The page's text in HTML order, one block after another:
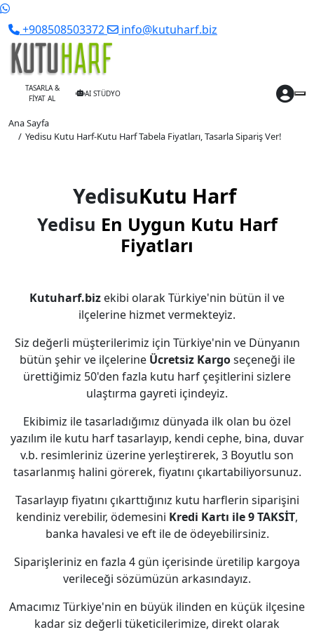
+908508503372 info@kutuharf.biz
TASARLA &
FİYAT AL
AI STÜDYO
Ana Sayfa
Yedisu Kutu Harf-Kutu Harf Tabela Fiyatları, Tasarla Sipariş Ver!
YedisuKutu Harf
Yedisu En Uygun Kutu Harf
Fiyatları
Kutuharf.biz ekibi olarak Türkiye'nin bütün il ve
ilçelerine hizmet vermekteyiz.
Siz değerli müşterilerimiz için Türkiye'nin ve Dünyanın
bütün şehir ve ilçelerine Ücretsiz Kargoseçeneği ile
ürettiğimiz 50'den fazla kutu harf çeşitlerini sizlere
ulaştırma gayreti içindeyiz.
Ekibimiz ile tasarladığımız dünyada ilk olan bu özel
yazılım ile kutu harf tasarlayıp, kendi cephe, bina, duvar
v.b. resimleriniz üzerine yerleştirerek, 3 Boyutlu son
tasarlanmış halini görerek, fiyatını çıkartabiliyorsunuz.
Tasarlayıp fiyatını çıkarttığınız kutu harflerin siparişini
kendiniz verebilir, ödemesini Kredi Kartı ile 9 TAKSİT,
banka havalesi ve eft ile de ödeyebilirsiniz.
Siparişleriniz en fazla 4 gün içerisinde üretilip kargoya
verileceği sözümüzün arkasındayız.
Amacımız Türkiye'nin en büyük ilinden en küçük ilçesine
kadar siz değerli tüketicilerimize, direkt olarak